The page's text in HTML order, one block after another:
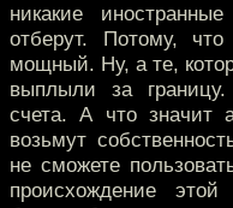
никакие
отберут. Потому,
мощный. Ну, а те,
выплыли за
счета. А что значит
возьмут
не сможете
происхождение этой